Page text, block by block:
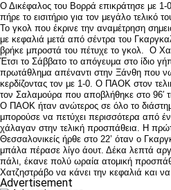
Ο Δικέφαλος του Βορρά επικράτησε με 1-
πήρε το εισιτήριο για τον μεγάλο τελικό
To γκολ που έκρινε την αναμέτρηση
με κεφαλιά μετά από σέντρα του
βρήκε μπροστά του πέτυχε το γκολ. O
Έτσι το Σάββατο το απόγευμα στο ίδιο
πρωτάθλημα απέναντι στην Ξάνθη που
κερδίζοντας τον με 1-0. Ο ΠΑΟΚ στον
τον Σαλαμούρα που αποβλήθηκε στο 96′
Ο ΠΑΟΚ ήταν ανώτερος σε όλο το
μπορούσε να πετύχει περισσότερα από
χάλαγαν στην τελική προσπάθεια. Η
Θεσσαλονικείς ήρθε στο 22’ όταν ο
μπάλα πέρασε λίγο άουτ. Δέκα λεπτά
πάλι, έκανε πολύ ωραία ατομική
Χατζηστράβο να κάνει την κεφαλιά και να
Advertisement